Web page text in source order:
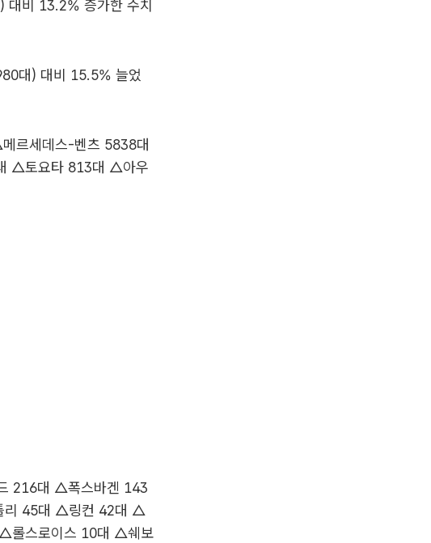
대비 13.2% 증가한 수치
대) 대비 15.5% 늘었
르세데스-벤츠 5838대
△토요타 813대 △아우
216대 △폭스바겐 143
리 45대 △링컨 42대 △
롤스로이스 10대 △쉐보